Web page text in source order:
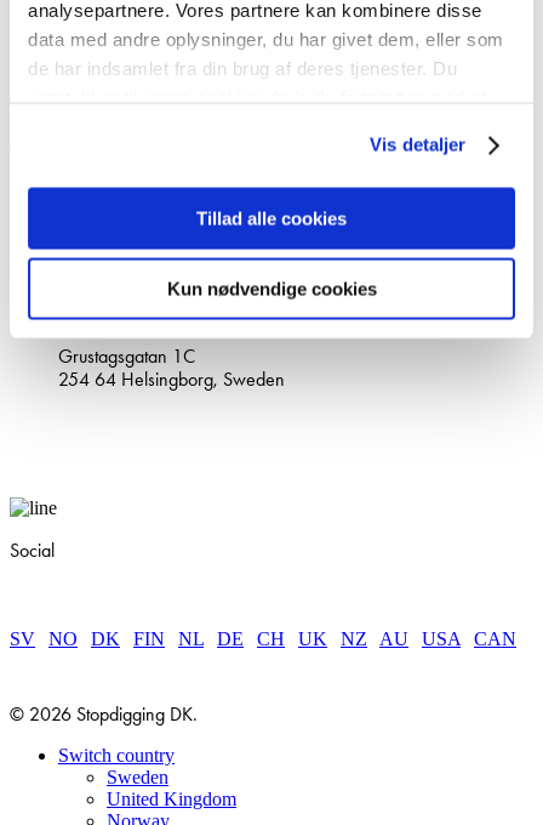
analysepartnere. Vores partnere kan kombinere disse
data med andre oplysninger, du har givet dem, eller som
de har indsamlet fra din brug af deres tjenester. Du
Vis detaljer
Tillad alle cookies
Kun nødvendige cookies
Our STORY
Become partner
PARTNER LOGIN
+46(0)10-147 07 00
info@stopdigging.dk
Request a quote
Grustagsgatan 1C
254 64 Helsingborg, Sweden
Social
SV NO DK FIN NL DE CH UK NZ AU USA CAN
© 2026 Stopdigging DK.
Close
Switch country
Sweden
United Kingdom
Norway